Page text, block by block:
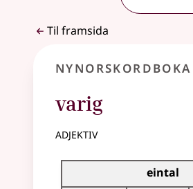
Til framsida
Nynorskordboka
varig
adjektiv
Bøyningstabell for dette
eintal